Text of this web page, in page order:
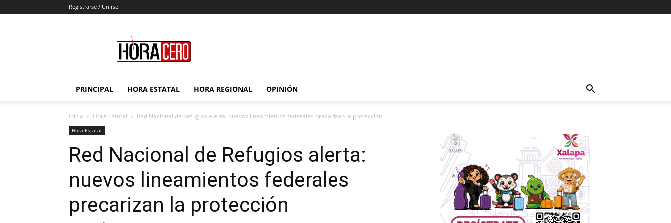
Registrarse / Unirse
Cero
PRINCIPAL HORA ESTATAL HORA REGIONAL OPINIÓN
Inicio Hora Estatal Red Nacional de Refugios alerta: nuevos lineamientos federales precarizan la protección
Hora Estatal
Red Nacional de Refugios alerta:
nuevos lineamientos federales
precarizan la protección